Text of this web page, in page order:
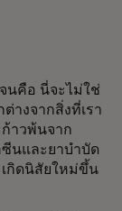
นคือ นี่จะไม่ใช่
างจากสิ่งที่เรา
ก้าวพ้นจาก
นและยาบำบัด
กิดนิสัยใหม่ขึ้น